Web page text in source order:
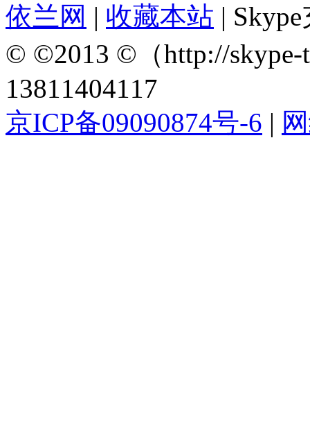
依兰网 | 收藏本站 |
© ©2013 ©（http://skype-
13811404117
京ICP备09090874号-6 |